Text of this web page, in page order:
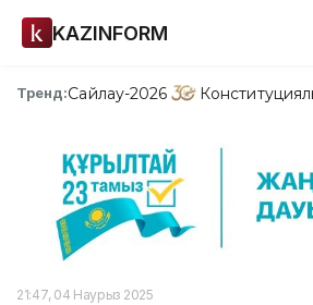
KAZINFORM
Тренд:Сайлау-2026
21:47, 04 Наурыз 2025